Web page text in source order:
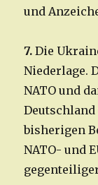
und
7. Die
Niederlage.
NATO und
bisherigen
NATO- und